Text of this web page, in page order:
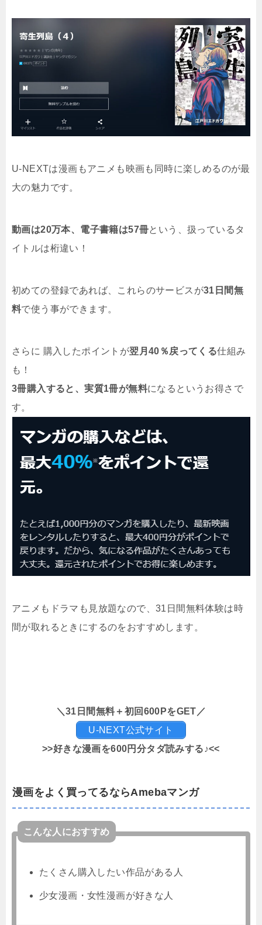
U-NEXTは漫画もアニメも映画も同時に楽しめるのが最
大の魅力です。
動画は20万本、電子書籍は57冊という、扱っているタ
イトルは桁違い！
初めての登録であれば、これらのサービスが31日間無
料で使う事ができます。
さらに 購入したポイントが翌月40％戻ってくる仕組み
も！
3冊購入すると、実質1冊が無料になるというお得さで
す。
アニメもドラマも見放題なので、31日間無料体験は時
間が取れるときにするのをおすすめします。
＼31日間無料＋初回600PをGET／
U-NEXT公式サイト
>>好きな漫画を600円分タダ読みする♪<<
漫画をよく買ってるならAmebaマンガ
こんな人におすすめ
たくさん購入したい作品がある人
少女漫画・女性漫画が好きな人